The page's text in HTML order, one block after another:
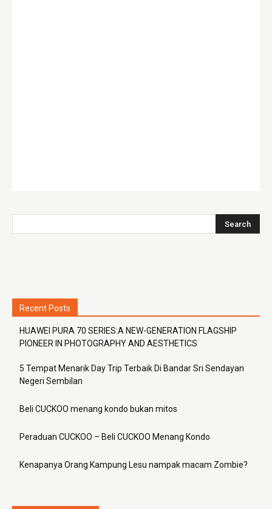
Recent Posts
HUAWEI PURA 70 SERIES:A NEW-GENERATION FLAGSHIP
PIONEER IN PHOTOGRAPHY AND AESTHETICS
5 Tempat Menarik Day Trip Terbaik Di Bandar Sri Sendayan
Negeri Sembilan
Beli CUCKOO menang kondo bukan mitos
Peraduan CUCKOO – Beli CUCKOO Menang Kondo
Kenapanya Orang Kampung Lesu nampak macam Zombie?